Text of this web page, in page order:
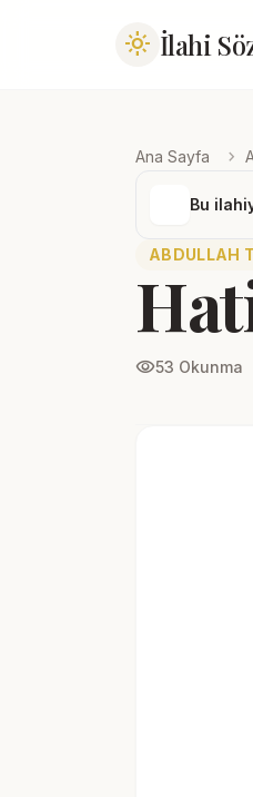
light_mode İlahi
Ana Sayfa chevron_right
Bu
ABDULLAH
visibility53 Okunma